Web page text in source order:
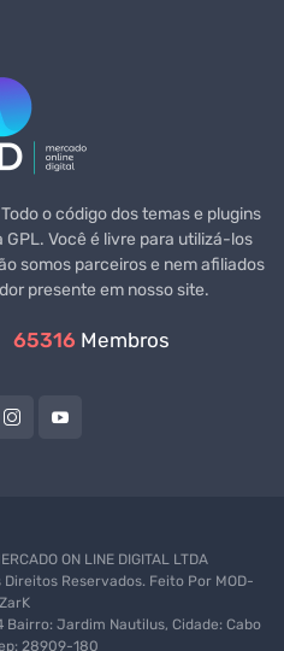
o código dos temas e plugins
Você é livre para utilizá-los
somos parceiros e nem afiliados
presente em nosso site.
65316 Membros
ON LINE DIGITAL LTDA
Direitos Reservados. Feito Por MOD-
ZarK
Bairro: Jardim Nautilus, Cidade: Cabo
28909-180